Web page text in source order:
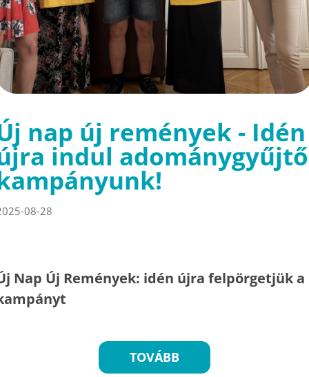
nap új remények - Idén
indul adománygyűjtő
08-28
Nap Új Remények: idén újra felpörgetjük a
TOVÁBB